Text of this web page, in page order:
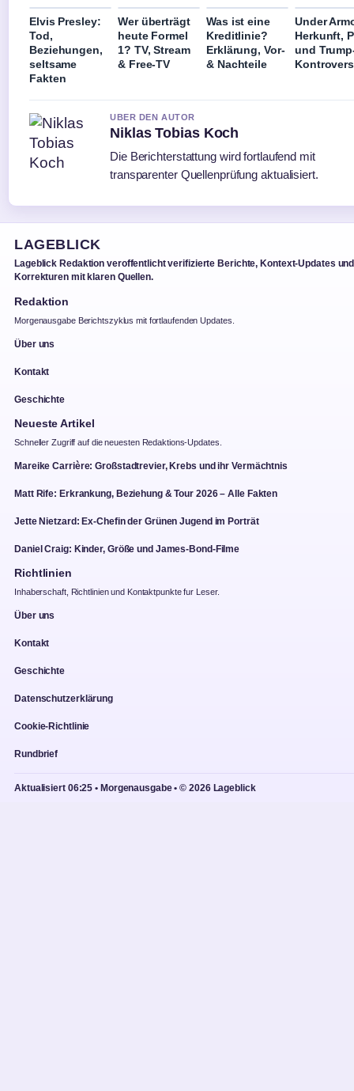
Elvis Presley:
Tod,
Beziehungen,
seltsame
Fakten
Wer überträgt
heute Formel
1? TV, Stream
& Free-TV
Was ist eine
Kreditlinie?
Erklärung, Vor-
& Nachteile
Under
Herkunft,
und
UBER DEN AUTOR
Niklas Tobias Koch
Die Berichterstattung wird fortlaufend mit
transparenter Quellenprüfung aktualisiert.
LAGEBLICK
Lageblick Redaktion veroffentlicht verifizierte Berichte, Kontext-Updates und
Korrekturen mit klaren Quellen.
Redaktion
Morgenausgabe Berichtszyklus mit fortlaufenden Updates.
Über uns
Kontakt
Geschichte
Neueste Artikel
Schneller Zugriff auf die neuesten Redaktions-Updates.
Mareike Carrière: Großstadtrevier, Krebs und ihr Vermächtnis
Matt Rife: Erkrankung, Beziehung & Tour 2026 – Alle Fakten
Jette Nietzard: Ex-Chefin der Grünen Jugend im Porträt
Daniel Craig: Kinder, Größe und James-Bond-Filme
Richtlinien
Inhaberschaft, Richtlinien und Kontaktpunkte fur Leser.
Über uns
Kontakt
Geschichte
Datenschutzerklärung
Cookie-Richtlinie
Rundbrief
Aktualisiert 06:25 • Morgenausgabe • © 2026 Lageblick